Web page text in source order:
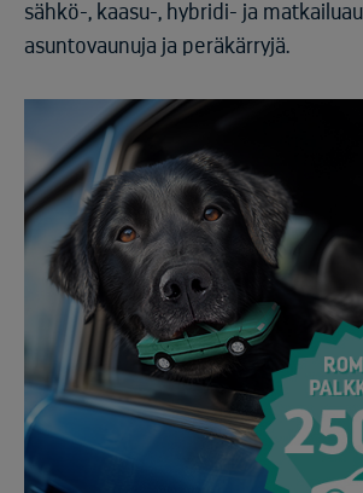
sähkö-, kaasu-, hybridi- ja
asuntovaunuja ja peräkärryjä.